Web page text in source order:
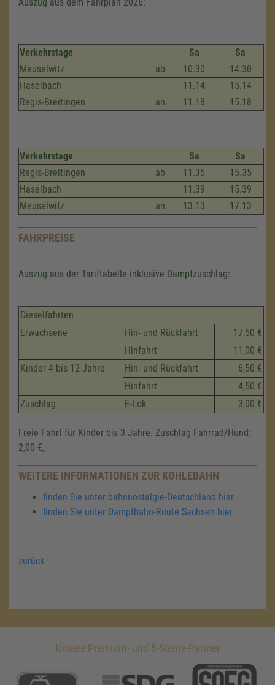
Verkehrstage Sa
Sa
Meuselwitz
ab 10.30
14.30
Haselbach
11.14
15.14
Regis-Breitingen
an 11.18 15.18
Verkehrstage Sa
Sa
Regis-Breitingen
ab 11.35
15.35
Haselbach
11.39
15.39
Meuselwitz
an 13.13 17.13
FAHRPREISE
Auszug aus der Tariftabelle inklusive Dampfzuschlag:
Dieselfahrten
Erwachsene
Hin- und Rückfahrt
17,50 €
Hinfahrt
11,00 €
Kinder 4 bis 12 Jahre
Hin- und Rückfahrt
6,50 €
Hinfahrt
4,50 €
Zuschlag
E-Lok 3,00 €
Freie Fahrt für Kinder bis 3 Jahre. Zuschlag Fahrrad/Hund:
2,00 €,
WEITERE INFORMATIONEN ZUR KOHLEBAHN
finden Sie unter bahnnostalgie-Deutschland hier
finden Sie unter Dampfbahn-Route Sachsen hier
zurück
Unsere Premium- und 5-Sterne-Partner